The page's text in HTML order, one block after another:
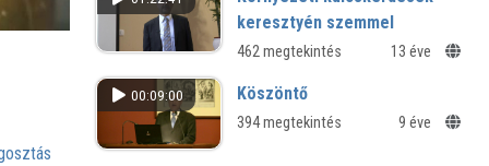
keresztyén szemmel
462 megtekintés 13 éve
00:09:00 Köszöntő
394 megtekintés 9 éve